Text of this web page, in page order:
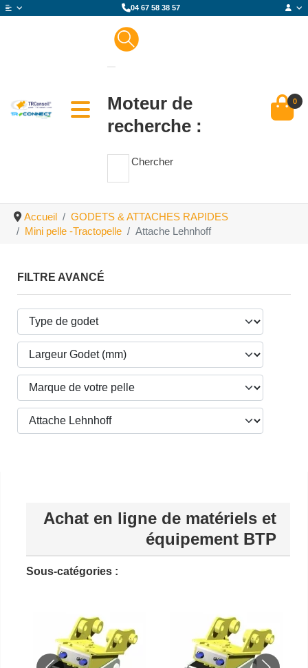
04 67 58 38 57
Moteur de
recherche :
Chercher
0
Accueil
GODETS & ATTACHES RAPIDES
Mini pelle -Tractopelle
Attache Lehnhoff
FILTRE AVANCÉ
Achat en ligne de matériels et
équipement BTP
Sous-catégories :